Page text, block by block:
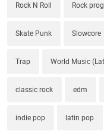
Rock N Roll Rock
Skate Punk Slowcore
Trap World Music
classic rock edm
indie pop latin pop